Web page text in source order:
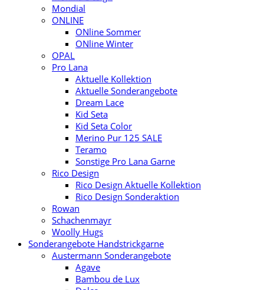
Mondial
ONLINE
ONline Sommer
ONline Winter
OPAL
Pro Lana
Aktuelle Kollektion
Aktuelle Sonderangebote
Dream Lace
Kid Seta
Kid Seta Color
Merino Pur 125 SALE
Teramo
Sonstige Pro Lana Garne
Rico Design
Rico Design Aktuelle Kollektion
Rico Design Sonderaktion
Rowan
Schachenmayr
Woolly Hugs
Sonderangebote Handstrickgarne
Austermann Sonderangebote
Agave
Bambou de Lux